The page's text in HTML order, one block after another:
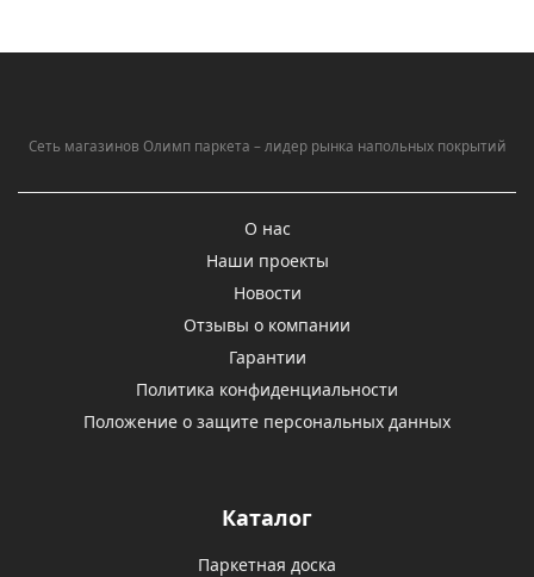
Сеть магазинов Олимп паркета – лидер рынка напольных покрытий
О нас
Наши проекты
Новости
Отзывы о компании
Гарантии
Политика конфиденциальности
Положение о защите персональных данных
Каталог
Паркетная доска